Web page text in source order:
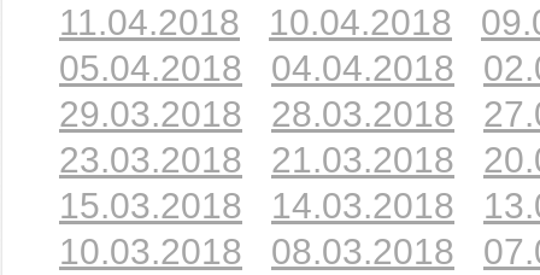
11.04.2018
10.04.2018
05.04.2018
04.04.2018
29.03.2018
28.03.2018
23.03.2018
21.03.2018
15.03.2018
14.03.2018
10.03.2018
08.03.2018